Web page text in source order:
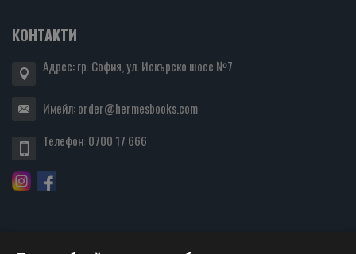
КОНТАКТИ
Адрес: гр. София, ул. Искърско шосе №7
Имейл:order@hermesbooks.com
Телефон:0700 17 666